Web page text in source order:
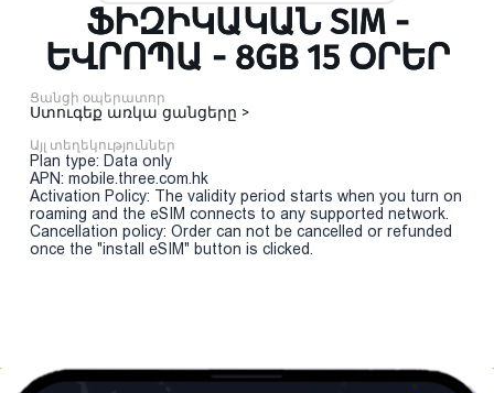
ՖԻԶԻԿԱԿԱՆ SIM -
ԵՎՐՈՊԱ - 8GB 15 ՕՐԵՐ
Ցանցի օպերատոր
Ստուգեք առկա ցանցերը >
Այլ տեղեկություններ
Plan type: Data only
APN: mobile.three.com.hk
Activation Policy: The validity period starts when you turn on
roaming and the eSIM connects to any supported network.
Cancellation policy: Order can not be cancelled or refunded
once the "install eSIM" button is clicked.